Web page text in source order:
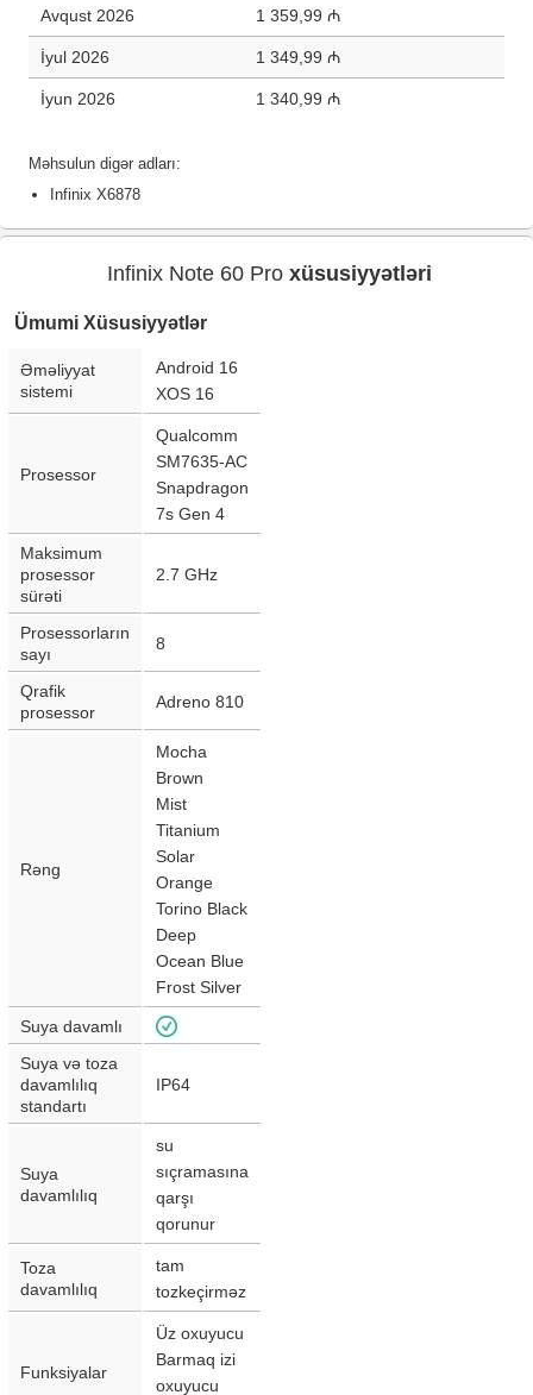
Avqust 2026 1 359,99 ₼
İyul 2026 1 349,99 ₼
İyun 2026 1 340,99 ₼
Məhsulun digər adları:
Infinix X6878
Infinix Note 60 Pro xüsusiyyətləri
Ümumi Xüsusiyyətlər
Əməliyyat
sistemi
Android 16
XOS 16
Prosessor
Qualcomm
SM7635-AC
Snapdragon
7s Gen 4
Maksimum
prosessor
sürəti
2.7 GHz
Prosessorların
sayı
8
Qrafik
prosessor
Adreno 810
Rəng
Mocha
Brown
Mist
Titanium
Solar
Orange
Torino Black
Deep
Ocean Blue
Frost Silver
Suya davamlı
Suya və toza
davamlılıq
standartı
IP64
Suya
davamlılıq
su
sıçramasına
qarşı
qorunur
Toza
davamlılıq
tam
tozkeçirməz
Funksiyalar
Üz oxuyucu
Barmaq izi
oxuyucu